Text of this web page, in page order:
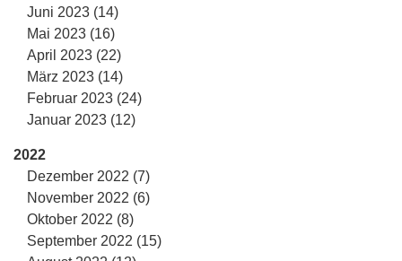
Juni 2023 (14)
Mai 2023 (16)
April 2023 (22)
März 2023 (14)
Februar 2023 (24)
Januar 2023 (12)
2022
Dezember 2022 (7)
November 2022 (6)
Oktober 2022 (8)
September 2022 (15)